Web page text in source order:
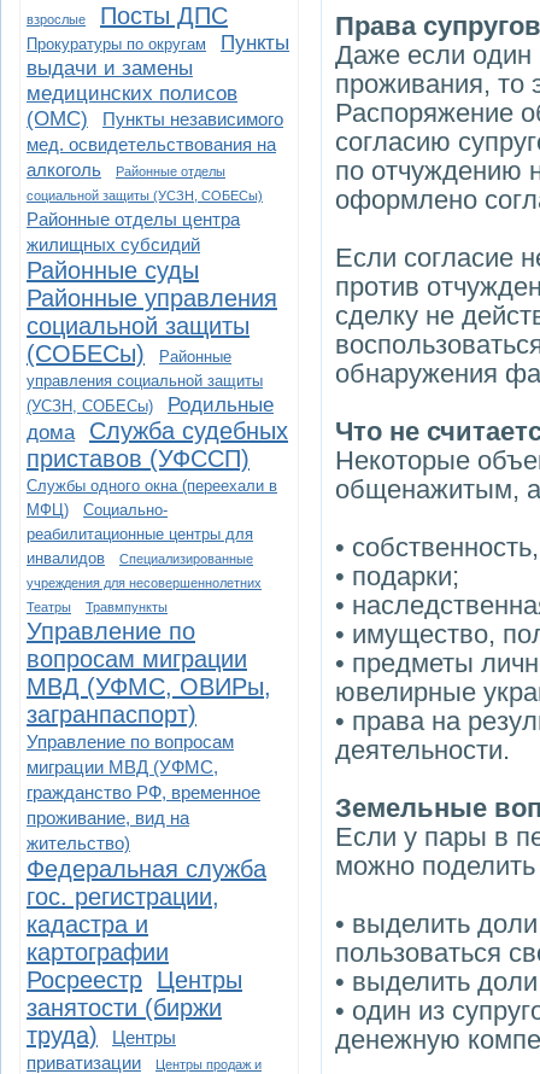
Права
Даже если один
проживания, то
Распоряжение
согласию
по отчуждению
оформлено
Если согласие
против
сделку не
обнаружения
Что не
Некоторые
общенажитым,
•
• подарки;
•
• имущество,
• предметы
ювелирные
• права на
деятельности.
Земельные
Если у пары в
можно
• выделить
пользоваться
• выделить
• один из
денежную
взрослые
Посты ДПС
Прокуратуры по округам
Пункты
выдачи и замены
медицинских полисов
(ОМС)
Пункты независимого
мед. освидетельствования на
алкоголь
Районные отделы
социальной защиты (УСЗН, СОБЕСы)
Районные отделы центра
жилищных субсидий
Районные суды
Районные управления
социальной защиты
(СОБЕСы)
Районные
управления социальной защиты
(УСЗН, СОБЕСы)
Родильные
дома
Служба судебных
приставов (УФССП)
Службы одного окна (переехали в
МФЦ)
Социально-
реабилитационные центры для
инвалидов
Специализированные
учреждения для несовершеннолетних
Театры
Травмпункты
Управление по
вопросам миграции
МВД (УФМС, ОВИРы,
загранпаспорт)
Управление по вопросам
миграции МВД (УФМС,
гражданство РФ, временное
проживание, вид на
жительство)
Федеральная служба
гос. регистрации,
кадастра и
картографии
Росреестр Центры
занятости (биржи
труда)
Центры
приватизации
Центры продаж и